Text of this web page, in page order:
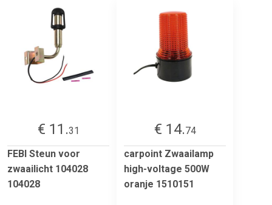
€ 11.31
FEBI Steun voor
zwaailicht 104028
104028
€ 14.74
carpoint Zwaailamp
high-voltage 500W
oranje 1510151